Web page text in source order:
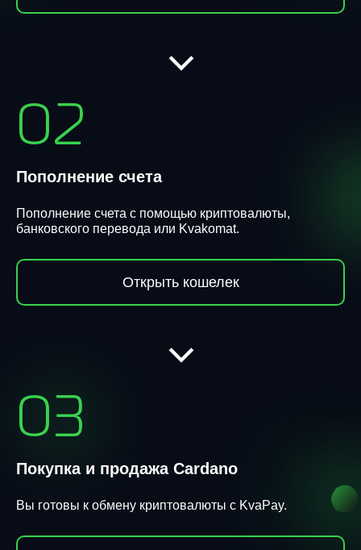
02
Пополнение счета
Пополнение счета с помощью криптовалюты,
банковского перевода или Kvakomat.
Открыть кошелек
03
Покупка и продажа Cardano
Вы готовы к обмену криптовалюты с KvaPay.